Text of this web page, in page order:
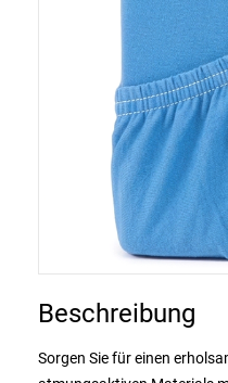
Beschreibung
Sorgen Sie für einen